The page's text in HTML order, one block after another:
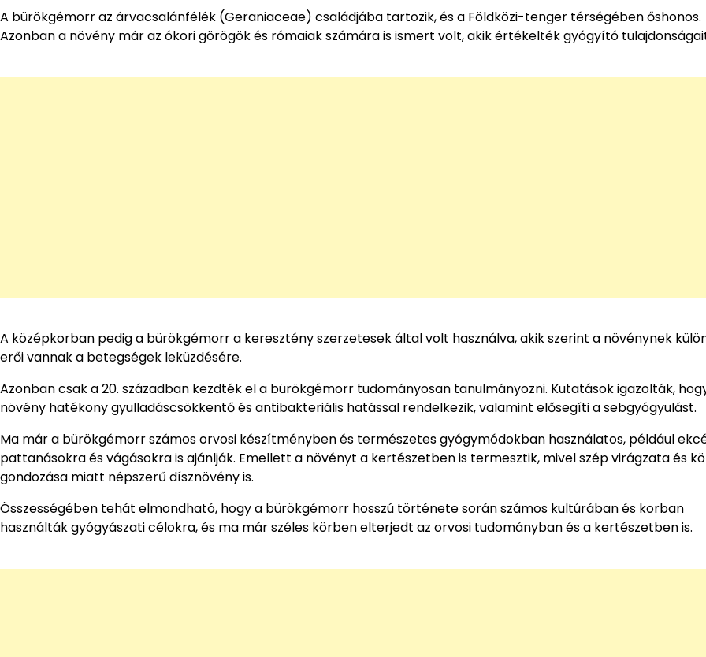
A bürökgémorr az árvacsalánfélék (Geraniaceae) családjába tartozik, és a Földközi-tenger térségében őshonos.
Azonban a növény már az ókori görögök és rómaiak számára is ismert volt, akik értékelték gyógyító
A középkorban pedig a bürökgémorr a keresztény szerzetesek által volt használva, akik szerint a növénynek
erői vannak a betegségek leküzdésére.
Azonban csak a 20. században kezdték el a bürökgémorr tudományosan tanulmányozni. Kutatások igazolták,
növény hatékony gyulladáscsökkentő és antibakteriális hatással rendelkezik, valamint elősegíti a sebgyógyulást.
Ma már a bürökgémorr számos orvosi készítményben és természetes gyógymódokban használatos, például
pattanásokra és vágásokra is ajánlják. Emellett a növényt a kertészetben is termesztik, mivel szép virágzata és
gondozása miatt népszerű dísznövény is.
Összességében tehát elmondható, hogy a bürökgémorr hosszú története során számos kultúrában és korban
használták gyógyászati célokra, és ma már széles körben elterjedt az orvosi tudományban és a kertészetben is.